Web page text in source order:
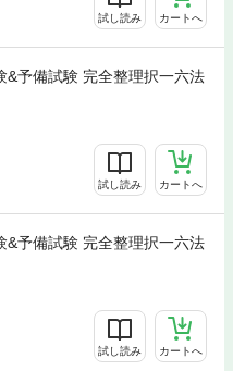
試し読み カートへ
&予備試験 完全整理択一六法
試し読み カートへ
&予備試験 完全整理択一六法
試し読み カートへ